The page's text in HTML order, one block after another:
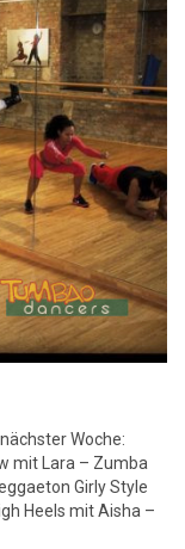
Woche:
mit Lara – Zumba
Girly Style
Heels mit Aisha –